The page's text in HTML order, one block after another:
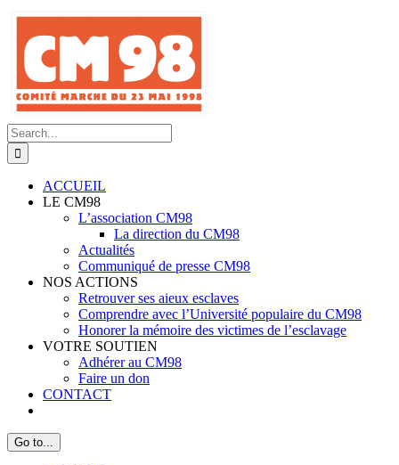
Skip
content
Search
for:
ACCUEIL
LE CM98
L’association CM98
La direction du CM98
Actualités
Communiqué de presse CM98
NOS ACTIONS
Retrouver ses aieux esclaves
Comprendre avec l’Université populaire du CM98
Honorer la mémoire des victimes de l’esclavage
VOTRE SOUTIEN
Adhérer au CM98
Faire un don
CONTACT
Go to...